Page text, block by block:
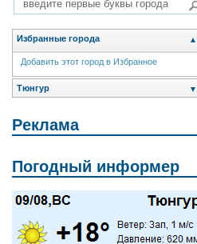
Избранные города ▲
Добавить этот город в Избранное
Тюнгур ▼
Реклама
Погодный информер